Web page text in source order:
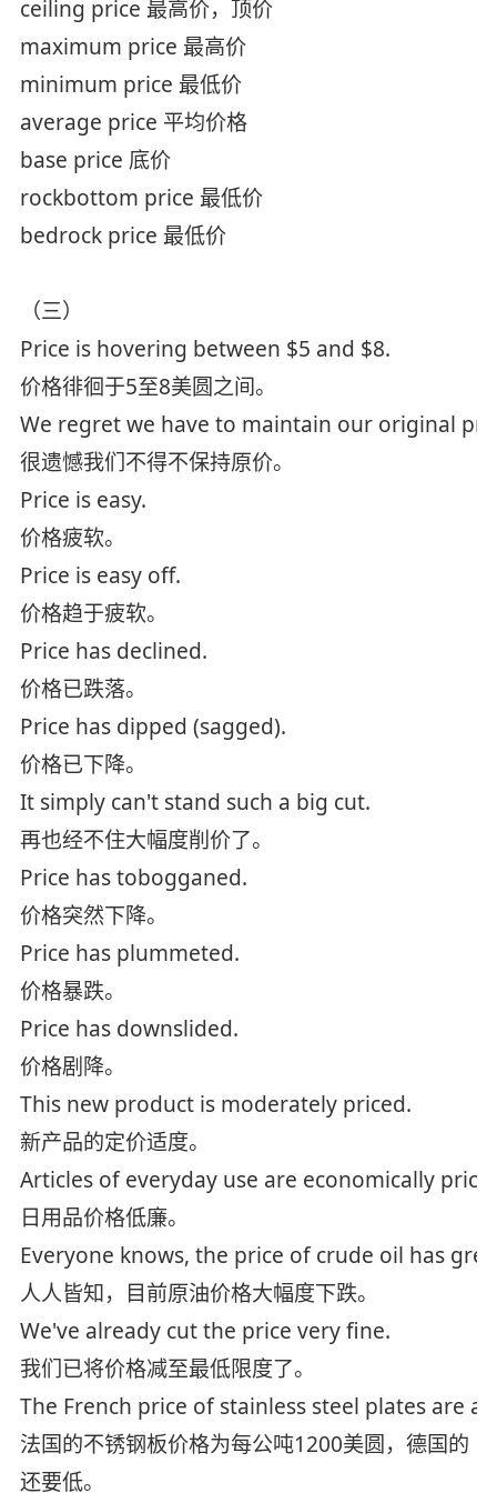
ceiling price 最高价，顶价
maximum price 最高价
minimum price 最低价
average price 平均价格
base price 底价
rockbottom price 最低价
bedrock price 最低价
（三）
Price is hovering between $5 and $8.
价格徘徊于5至8美圆之间。
We regret we have to maintain our original
很遗憾我们不得不保持原价。
Price is easy.
价格疲软。
Price is easy off.
价格趋于疲软。
Price has declined.
价格已跌落。
Price has dipped (sagged).
价格已下降。
It simply can't stand such a big cut.
再也经不住大幅度削价了。
Price has tobogganed.
价格突然下降。
Price has plummeted.
价格暴跌。
Price has downslided.
价格剧降。
This new product is moderately priced.
新产品的定价适度。
Articles of everyday use are economically
日用品价格低廉。
Everyone knows, the price of crude oil has
人人皆知，目前原油价格大幅度下跌。
We've already cut the price very fine.
我们已将价格减至最低限度了。
The French price of stainless steel plates are
法国的不锈钢板价格为每公吨1200美圆，德国的
还要低。